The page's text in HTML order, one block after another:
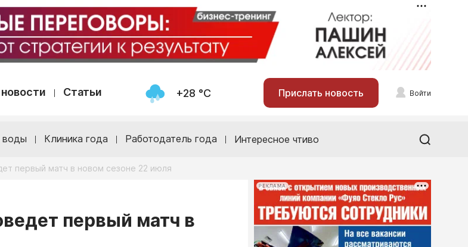
Статьи +28 °С Прислать новость Войти
воды Клиника года Работодатель года Интересное чтиво
первый матч в новом сезоне 22 июля
первый матч в
РЕКЛАМА